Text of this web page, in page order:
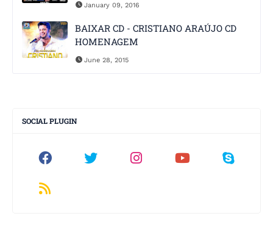
January 09, 2016
BAIXAR CD - CRISTIANO ARAÚJO CD
HOMENAGEM
June 28, 2015
SOCIAL PLUGIN